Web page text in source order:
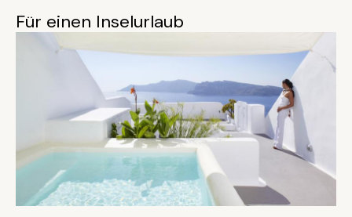
Für einen Inselurlaub